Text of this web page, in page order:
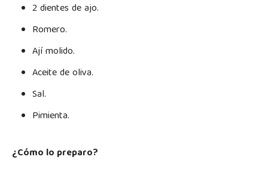
2 dientes de ajo.
Romero.
Ají molido.
Aceite de oliva.
Sal.
Pimienta.
¿Cómo lo preparo?